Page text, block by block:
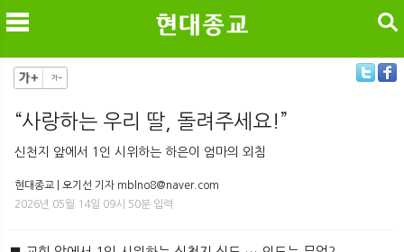
메
검색
​“사랑하는 우리 딸, 돌려주세요!”
신천지 앞에서 1인 시위하는 하은이 엄마의 외침
현대종교 | 오기선 기자 mblno8@naver.com
2026년 05월 14일 09시 50분 입력